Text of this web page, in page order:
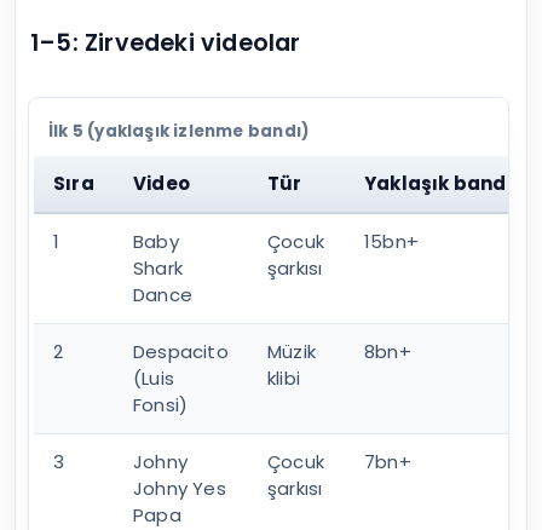
1–5: Zirvedeki videolar
İlk 5 (yaklaşık izlenme bandı)
Sıra Video Tür Yaklaşık band
1
Baby
Shark
Dance
Çocuk
şarkısı
15bn+
2
Despacito
(Luis
Fonsi)
Müzik
klibi
8bn+
3
Johny
Johny Yes
Papa
Çocuk
şarkısı
7bn+